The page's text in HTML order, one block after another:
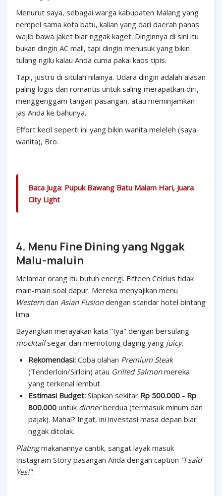
Menurut saya, sebagai warga kabupaten Malang yang
nempel sama kota batu, kalian yang dari daerah panas
wajib bawa jaket biar nggak kaget. Dinginnya di sini itu
bukan dingin AC mall, tapi dingin menusuk yang bikin
tulang ngilu kalau Anda cuma pakai kaos tipis.
Tapi, justru di situlah nilainya. Udara dingin adalah alasan
paling logis dan romantis untuk saling merapatkan diri,
menggenggam tangan pasangan, atau meminjamkan
jas Anda ke bahunya.
Effort kecil seperti ini yang bikin wanita meleleh (saya
wanita), Bro.
Baca Juga: Pupuk Bawang Batu Malam Hari, Juara
City Light
4. Menu Fine Dining yang Nggak
Malu-maluin
Melamar orang itu butuh energi. Fifteen Celcius tidak
main-main soal dapur. Mereka menyajikan menu
Westerndan Asian Fusiondengan standar hotel bintang
lima.
Bayangkan merayakan kata "Iya" dengan bersulang
mocktailsegar dan memotong daging yang juicy.
Rekomendasi: Coba olahan Premium Steak
(Tenderloin/Sirloin) atau Grilled Salmonmereka
yang terkenal lembut.
Estimasi Budget: Siapkan sekitar Rp 500.000 - Rp
800.000 untuk dinnerberdua (termasuk minum dan
pajak). Mahal? Ingat, ini investasi masa depan biar
nggak ditolak.
Platingmakanannya cantik, sangat layak masuk
Instagram Story pasangan Anda dengan caption "I said
Yes!".